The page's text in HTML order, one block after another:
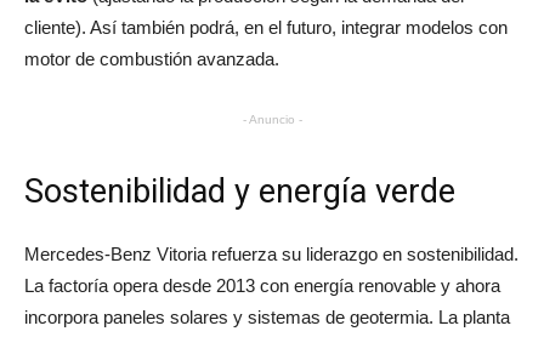
cliente). Así también podrá, en el futuro, integrar modelos con
motor de combustión avanzada.
- Anuncio -
Sostenibilidad y energía verde
Mercedes-Benz Vitoria refuerza su liderazgo en sostenibilidad.
La factoría opera desde 2013 con energía renovable y ahora
incorpora paneles solares y sistemas de geotermia. La planta